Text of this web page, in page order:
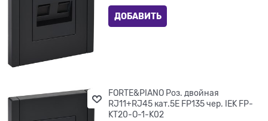
ДОБАВИТЬ
FORTE&PIANO Роз. двойная
RJ11+RJ45 кат.5E FP135 чер. IEK FP-
KT20-O-1-K02